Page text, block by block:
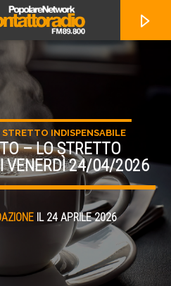
INDISPENSABILE
– LO STRETTO
VENERDÌ 24/04/2026
IL 24 APRILE 2026